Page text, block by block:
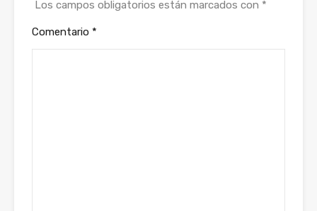
Los campos obligatorios están marcados con *
Comentario *